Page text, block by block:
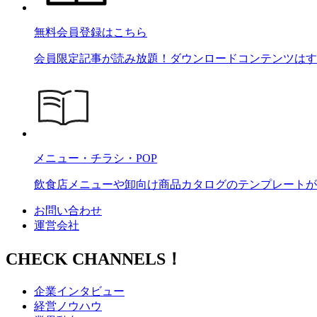
無料会員登録はこちら
会員限定記事が読み放題！ダウンロードコンテンツは
メニュー・チラシ・POP
飲食店メニューや卸向け商品カタログのテンプレート
お問い合わせ
運営会社
CHECK CHANNELS！
企業インタビュー
経営ノウハウ